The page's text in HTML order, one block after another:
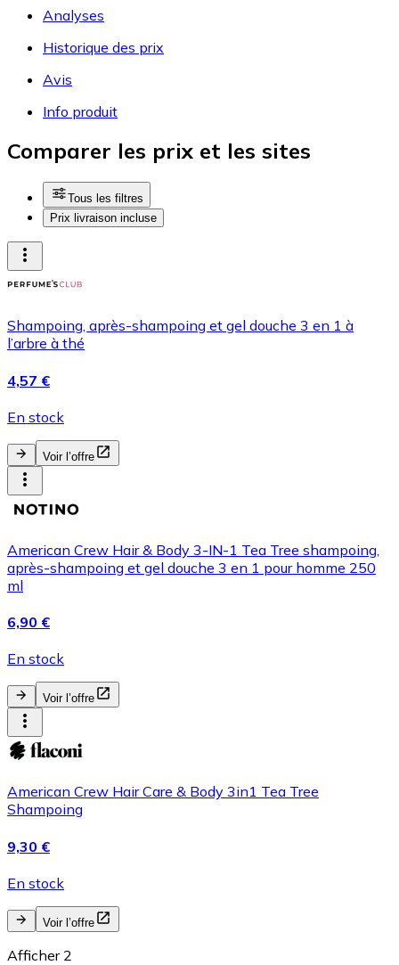
Analyses
Historique des prix
Avis
Info produit
Comparer les prix et les sites
Tous les filtres
Prix livraison incluse
Shampoing, après-shampoing et gel douche 3 en 1 à
l’arbre à thé
4,57 €
En stock
Voir l’offre
American Crew Hair & Body 3-IN-1 Tea Tree shampoing,
après-shampoing et gel douche 3 en 1 pour homme 250
ml
6,90 €
En stock
Voir l’offre
American Crew Hair Care & Body 3in1 Tea Tree
Shampoing
9,30 €
En stock
Voir l’offre
Afficher 2